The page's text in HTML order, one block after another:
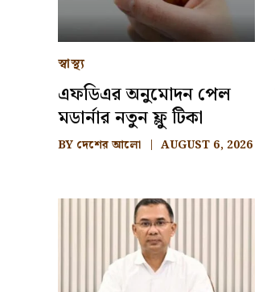
স্বাস্থ্য
এফডিএর অনুমোদন পেল
মডার্নার নতুন ফ্লু টিকা
BY দেশের আলো AUGUST 6, 2026